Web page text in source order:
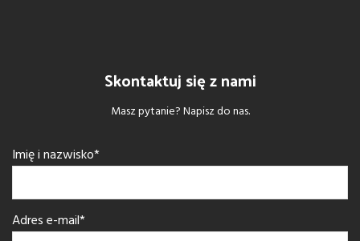
Skontaktuj się z nami
Masz pytanie? Napisz do nas.
Imię i nazwisko*
Adres e-mail*